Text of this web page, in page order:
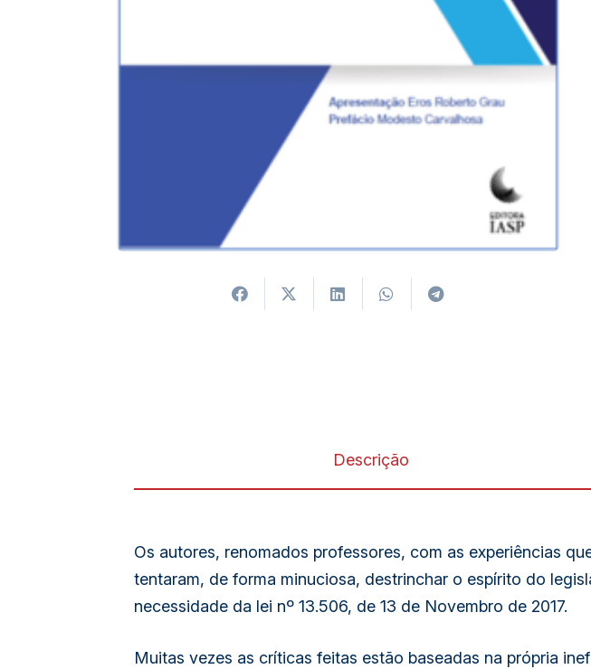
Descrição
Os autores, renomados professores, com as experiências
tentaram, de forma minuciosa, destrinchar o espírito do
necessidade da lei nº 13.506, de 13 de Novembro de 2017.
Muitas vezes as críticas feitas estão baseadas na própria